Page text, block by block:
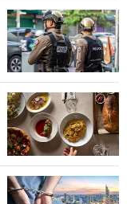
קריירה
ולימודים
מינויים
רייטינג
רכב